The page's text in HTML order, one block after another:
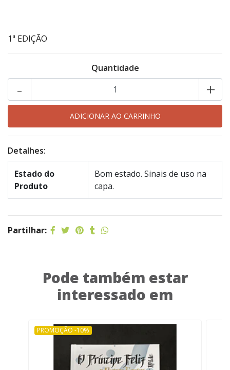
1ª EDIÇÃO
Quantidade
+
-
Detalhes:
Estado do
Produto
Bom estado. Sinais de uso na
capa.
Partilhar:
Pode também estar
interessado em
PROMOÇÃO -10%